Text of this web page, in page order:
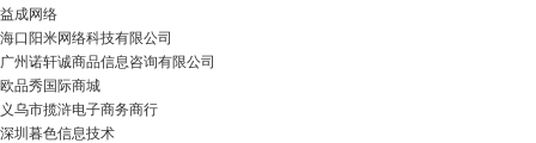
益成网络
海口阳米网络科技有限公司
广州诺轩诚商品信息咨询有限公司
欧品秀国际商城
义乌市揽浒电子商务商行
深圳暮色信息技术